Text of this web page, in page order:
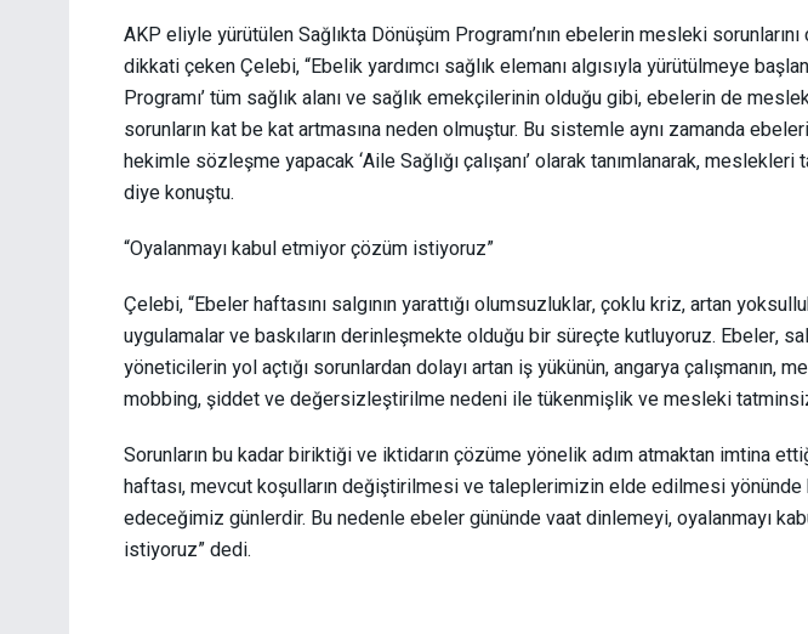
AKP eliyle yürütülen Sağlıkta Dönüşüm Programı’nın ebelerin mesleki
dikkati çeken Çelebi, “Ebelik yardımcı sağlık elemanı algısıyla yürütülmeye
Programı’ tüm sağlık alanı ve sağlık emekçilerinin olduğu gibi, ebelerin de
sorunların kat be kat artmasına neden olmuştur. Bu sistemle aynı zamanda
hekimle sözleşme yapacak ‘Aile Sağlığı çalışanı’ olarak tanımlanarak, meslekleri
diye konuştu.
“Oyalanmayı kabul etmiyor çözüm istiyoruz”
Çelebi, “Ebeler haftasını salgının yarattığı olumsuzluklar, çoklu kriz, artan
uygulamalar ve baskıların derinleşmekte olduğu bir süreçte kutluyoruz. Ebeler,
yöneticilerin yol açtığı sorunlardan dolayı artan iş yükünün, angarya çalışmanın,
mobbing, şiddet ve değersizleştirilme nedeni ile tükenmişlik ve mesleki
Sorunların bu kadar biriktiği ve iktidarın çözüme yönelik adım atmaktan imtina
haftası, mevcut koşulların değiştirilmesi ve taleplerimizin elde edilmesi yönünde
edeceğimiz günlerdir. Bu nedenle ebeler gününde vaat dinlemeyi, oyalanmayı
istiyoruz” dedi.